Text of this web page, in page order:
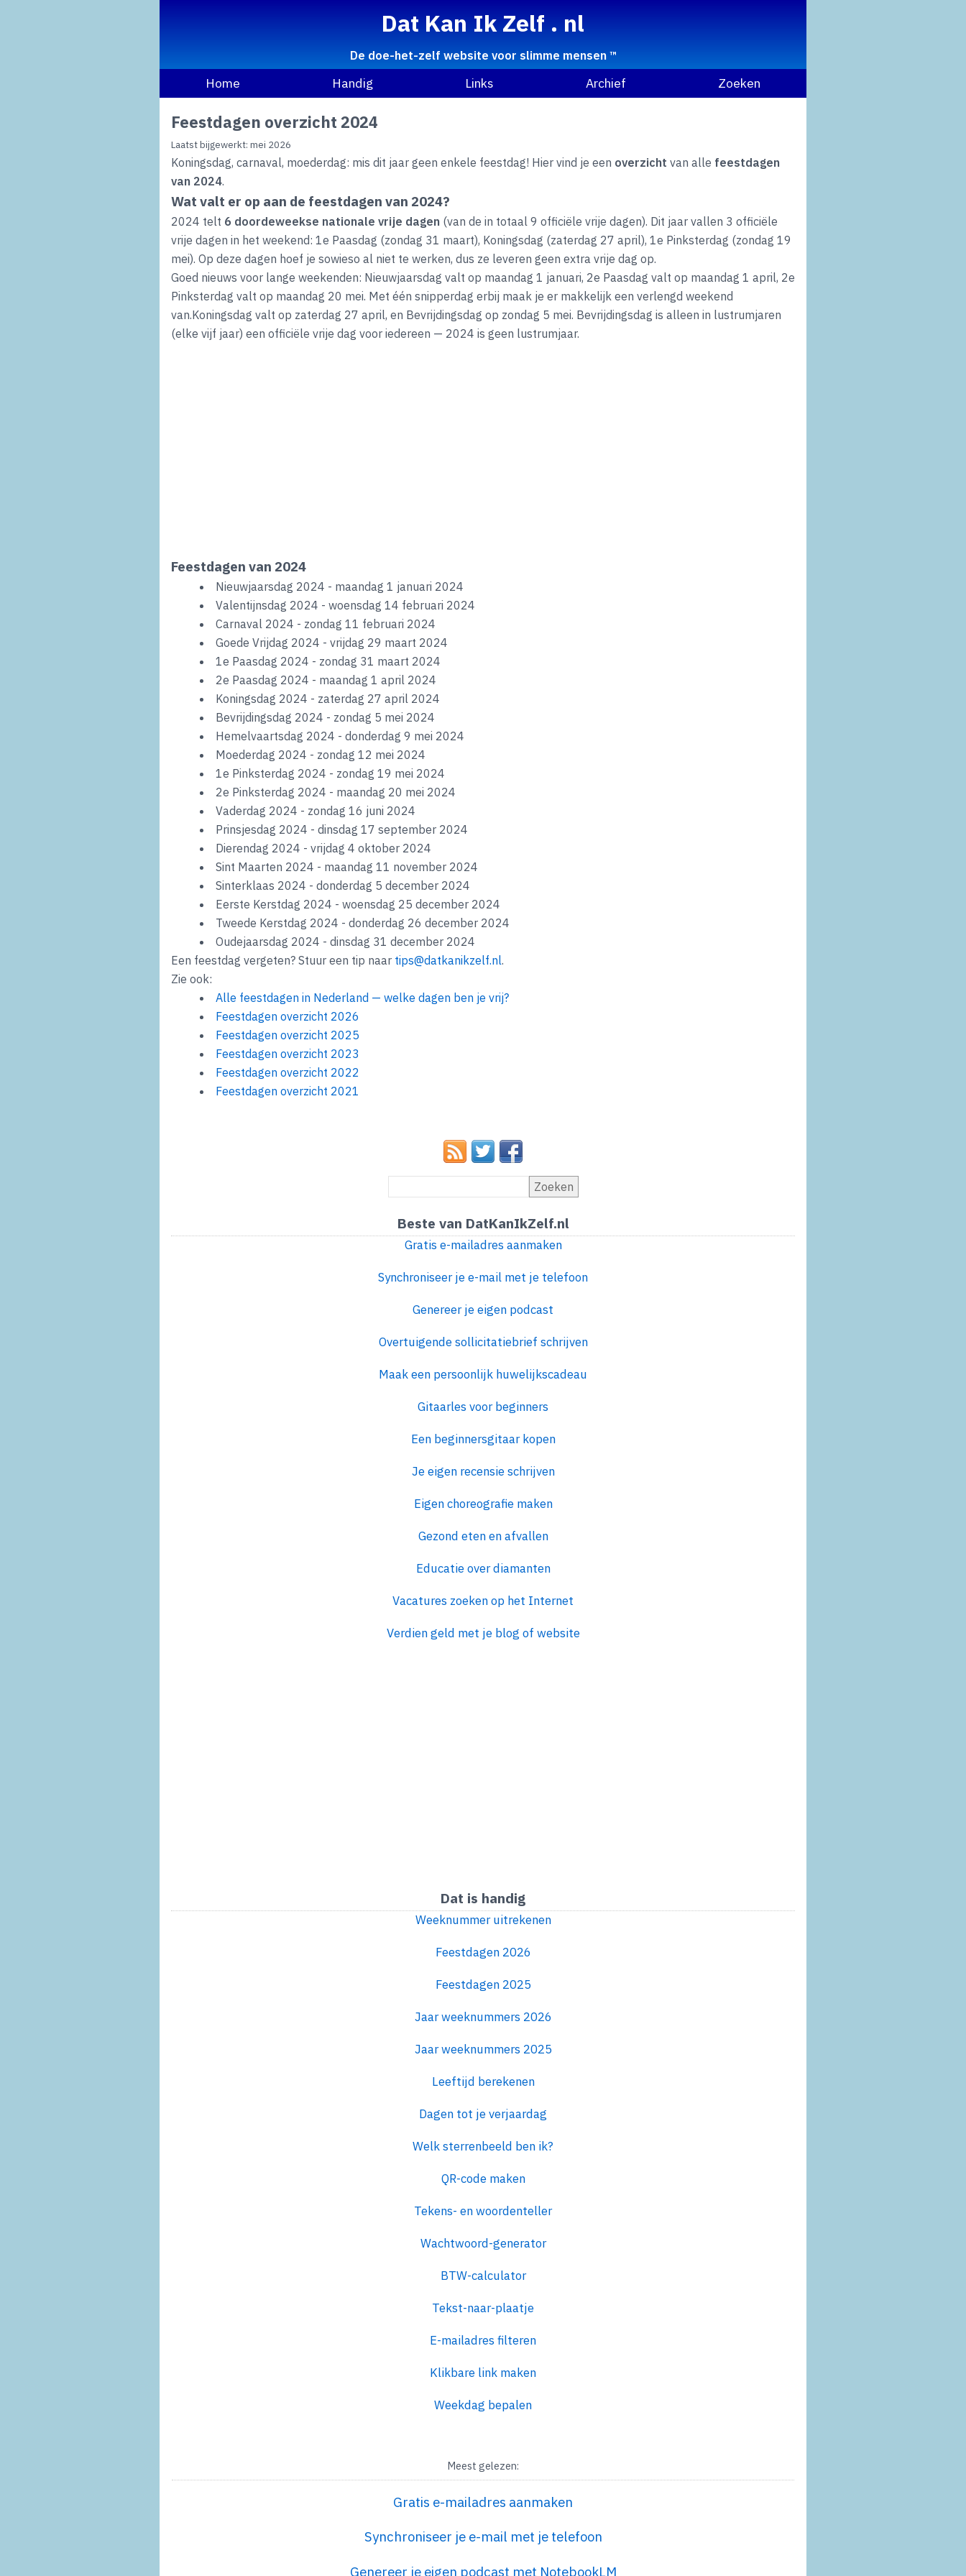
Dat Kan Ik Zelf . nl
De doe-het-zelf website voor slimme mensen ™
Home Handig Links Archief Zoeken
Feestdagen overzicht 2024
Laatst bijgewerkt: mei 2026
Koningsdag, carnaval, moederdag: mis dit jaar geen enkele feestdag! Hier vind je een overzicht van alle feestdagen
van 2024.
Wat valt er op aan de feestdagen van 2024?
2024 telt 6 doordeweekse nationale vrije dagen (van de in totaal 9 officiële vrije dagen). Dit jaar vallen 3 officiële
vrije dagen in het weekend: 1e Paasdag (zondag 31 maart), Koningsdag (zaterdag 27 april), 1e Pinksterdag (zondag 19
mei). Op deze dagen hoef je sowieso al niet te werken, dus ze leveren geen extra vrije dag op.
Goed nieuws voor lange weekenden: Nieuwjaarsdag valt op maandag 1 januari, 2e Paasdag valt op maandag 1 april, 2e
Pinksterdag valt op maandag 20 mei. Met één snipperdag erbij maak je er makkelijk een verlengd weekend
van.Koningsdag valt op zaterdag 27 april, en Bevrijdingsdag op zondag 5 mei. Bevrijdingsdag is alleen in lustrumjaren
(elke vijf jaar) een officiële vrije dag voor iedereen — 2024 is geen lustrumjaar.
Feestdagen van 2024
Nieuwjaarsdag 2024 - maandag 1 januari 2024
Valentijnsdag 2024 - woensdag 14 februari 2024
Carnaval 2024 - zondag 11 februari 2024
Goede Vrijdag 2024 - vrijdag 29 maart 2024
1e Paasdag 2024 - zondag 31 maart 2024
2e Paasdag 2024 - maandag 1 april 2024
Koningsdag 2024 - zaterdag 27 april 2024
Bevrijdingsdag 2024 - zondag 5 mei 2024
Hemelvaartsdag 2024 - donderdag 9 mei 2024
Moederdag 2024 - zondag 12 mei 2024
1e Pinksterdag 2024 - zondag 19 mei 2024
2e Pinksterdag 2024 - maandag 20 mei 2024
Vaderdag 2024 - zondag 16 juni 2024
Prinsjesdag 2024 - dinsdag 17 september 2024
Dierendag 2024 - vrijdag 4 oktober 2024
Sint Maarten 2024 - maandag 11 november 2024
Sinterklaas 2024 - donderdag 5 december 2024
Eerste Kerstdag 2024 - woensdag 25 december 2024
Tweede Kerstdag 2024 - donderdag 26 december 2024
Oudejaarsdag 2024 - dinsdag 31 december 2024
Een feestdag vergeten? Stuur een tip naar tips@datkanikzelf.nl.
Zie ook:
Alle feestdagen in Nederland — welke dagen ben je vrij?
Feestdagen overzicht 2026
Feestdagen overzicht 2025
Feestdagen overzicht 2023
Feestdagen overzicht 2022
Feestdagen overzicht 2021
Zoeken
Beste van DatKanIkZelf.nl
Gratis e-mailadres aanmaken
Synchroniseer je e-mail met je telefoon
Genereer je eigen podcast
Overtuigende sollicitatiebrief schrijven
Maak een persoonlijk huwelijkscadeau
Gitaarles voor beginners
Een beginnersgitaar kopen
Je eigen recensie schrijven
Eigen choreografie maken
Gezond eten en afvallen
Educatie over diamanten
Vacatures zoeken op het Internet
Verdien geld met je blog of website
Dat is handig
Weeknummer uitrekenen
Feestdagen 2026
Feestdagen 2025
Jaar weeknummers 2026
Jaar weeknummers 2025
Leeftijd berekenen
Dagen tot je verjaardag
Welk sterrenbeeld ben ik?
QR-code maken
Tekens- en woordenteller
Wachtwoord-generator
BTW-calculator
Tekst-naar-plaatje
E-mailadres filteren
Klikbare link maken
Weekdag bepalen
Meest gelezen:
Gratis e-mailadres aanmaken
Synchroniseer je e-mail met je telefoon
Genereer je eigen podcast met NotebookLM